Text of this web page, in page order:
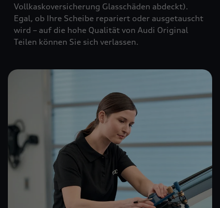
Vollkaskoversicherung Glasschäden abdeckt).
Egal, ob Ihre Scheibe repariert oder ausgetauscht
wird – auf die hohe Qualität von Audi Original
Teilen können Sie sich verlassen.